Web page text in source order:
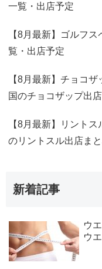
一覧・出店予定
【8月最新】ゴルフ
覧・出店予定
【8月最新】チョコ
国のチョコザップ出
【8月最新】リント
のリントスル出店ま
新着記事
ウ
ウ